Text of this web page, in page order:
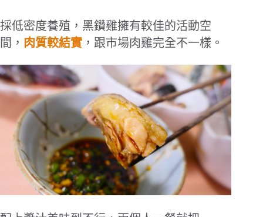
採低密度養殖，黑鑽雞擁有較佳的活動空
間， 肉質較結實 ，跟市場肉雞完全不一樣。